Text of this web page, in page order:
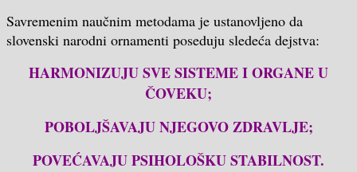
Savremenim naučnim metodama je ustanovljeno da
slovenski narodni ornamenti poseduju sledeća dejstva:
HARMONIZUJU SVE SISTEME I ORGANE U
ČOVEKU;
POBOLJŠAVAJU NJEGOVO ZDRAVLJE;
POVEĆAVAJU PSIHOLOŠKU STABILNOST.